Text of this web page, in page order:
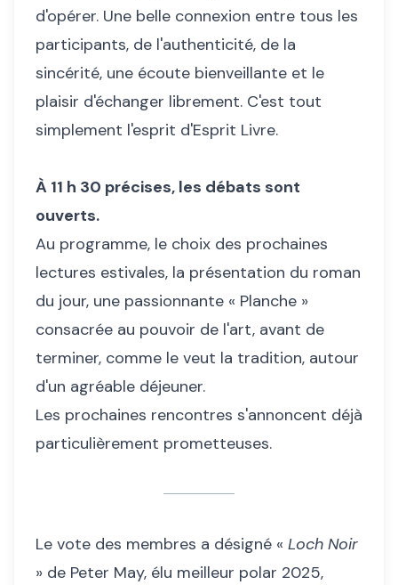
d'opérer. Une belle connexion entre tous les
participants, de l'authenticité, de la
sincérité, une écoute bienveillante et le
plaisir d'échanger librement. C'est tout
simplement l'esprit d'Esprit Livre.
À 11 h 30 précises, les débats sont
ouverts.
Au programme, le choix des prochaines
lectures estivales, la présentation du roman
du jour, une passionnante « Planche »
consacrée au pouvoir de l'art, avant de
terminer, comme le veut la tradition, autour
d'un agréable déjeuner.
Les prochaines rencontres s'annoncent déjà
particulièrement prometteuses.
Le vote des membres a désigné « Loch Noir
» de Peter May, élu meilleur polar 2025,